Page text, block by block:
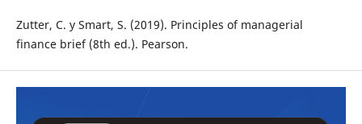
Zutter, C. y Smart, S. (2019). Principles of managerial
finance brief (8th ed.). Pearson.